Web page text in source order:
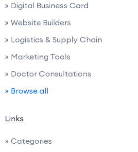
» Digital Business Card
» Website Builders
» Logistics & Supply Chain
» Marketing Tools
» Doctor Consultations
» Browse all
Links
» Categories